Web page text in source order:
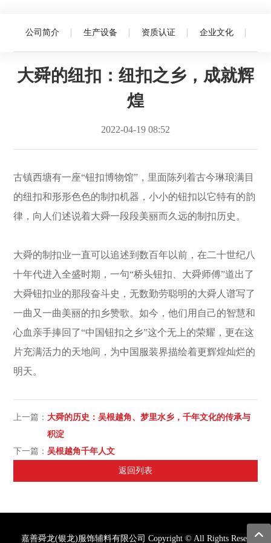
网站首页
关于我们
新闻资讯
联系我们
首页 企业文化 大舜的纽扣：纽扣之乡，成就辉煌
公司简介 生产设备 资质认证 企业文化
大舜的纽扣：纽扣之乡，成就辉
煌
2022-04-19 08:52
古镇西塘有一座“钮扣博物馆”，里面陈列着古今琳琅满目
的纽扣和形形色色的制扣机器，小小的钮扣以它特有的韵
律，向人们述说着大舜一段段美丽而久远的制扣历史。
大舜的制扣业一直可以追述到数百年以前，在二十世纪八
十年代进入全盛时期，一句“桥头钮扣、大舜师傅”道出了
大舜钮扣业的那段奋斗史，无数勤劳聪明的大舜人谱写了
一曲又一曲美丽的扣乡赞歌。如今，他们用自己的智慧和
心血亲手捧回了“中国钮扣之乡”这个无上的荣耀，更在这
片充满活力的天地间，为中国服装界描绘着更辉煌灿烂的
明天。
上一篇： 大舜的历史：吴根越角、梦里水乡，千年文化的传承与
积淀
下一篇：吴根越角千年人文
返回列表
嘉善舜龙(银龙)服饰辅料有限公司 Copyright © All Rights Reserved